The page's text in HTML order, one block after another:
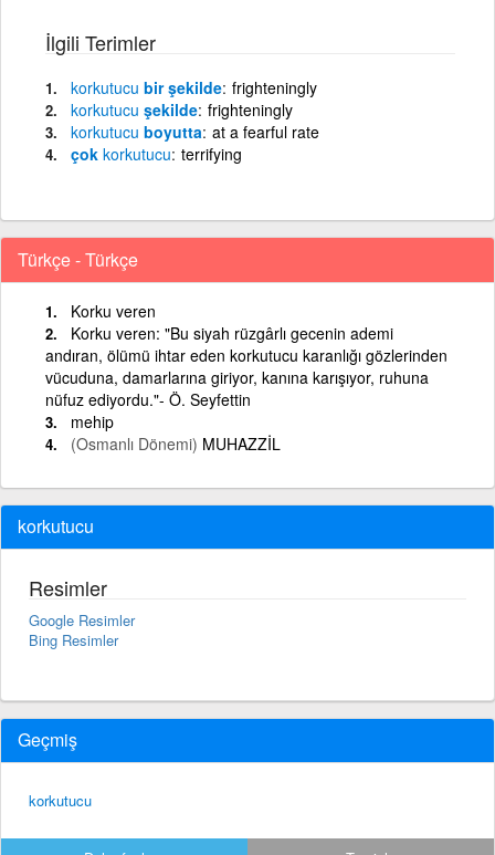
İlgili Terimler
korkutucu bir şekilde frighteningly
korkutucu şekilde frighteningly
korkutucu boyutta at a fearful rate
çok korkutucu terrifying
Türkçe - Türkçe
Korku veren
Korku veren: "Bu siyah rüzgârlı gecenin ademi
andıran, ölümü ihtar eden korkutucu karanlığı gözlerinden
vücuduna, damarlarına giriyor, kanına karışıyor, ruhuna
nüfuz ediyordu."- Ö. Seyfettin
mehip
(Osmanlı Dönemi) MUHAZZİL
korkutucu
Resimler
Google Resimler
Bing Resimler
Geçmiş
korkutucu